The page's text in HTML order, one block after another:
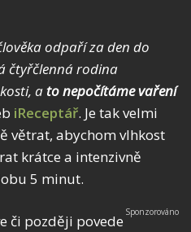
odpaří za den do
čtyřčlenná rodina
ato nepočítáme vaření
iReceptář. Je tak velmi
větrat, abychom vlhkost
krátce a intenzivně
5 minut.
či později povede